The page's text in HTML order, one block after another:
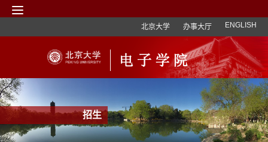
北京大学 办事大厅 ENGLISH
招生